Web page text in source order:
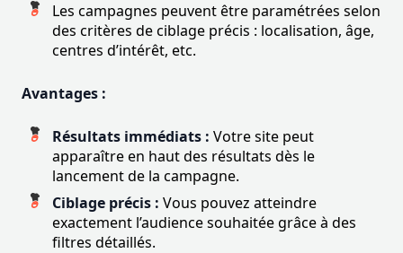
Les campagnes peuvent être paramétrées selon
des critères de ciblage précis : localisation, âge,
centres d’intérêt, etc.
Avantages :
Résultats immédiats : Votre site peut
apparaître en haut des résultats dès le
lancement de la campagne.
Ciblage précis : Vous pouvez atteindre
exactement l’audience souhaitée grâce à des
filtres détaillés.